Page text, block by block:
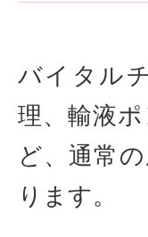
バイタル
理、輸液
ど、通常
ります。